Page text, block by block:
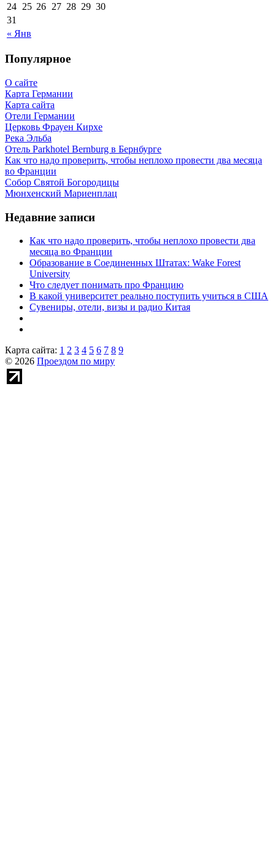
« Янв
24 25 26 27 28 29 30
31
Популярное
О сайте
Карта Германии
Карта сайта
Отели Германии
Церковь Фрауен Кирхе
Река Эльба
Отель Parkhotel Bernburg в Бернбурге
Как что надо проверить, чтобы неплохо провести два месяца
во Франции
Собор Святой Богородицы
Мюнхенский Мариенплац
Недавние записи
Как что надо проверить, чтобы неплохо провести два
месяца во Франции
Образование в Соединенных Штатах: Wake Forest
University
Что следует понимать про Францию
В какой университет реально поступить учиться в США
Сувениры, отели, визы и радио Китая
Карта сайта: 1 2 3 4 5 6 7 8 9
© 2026 Проездом по миру